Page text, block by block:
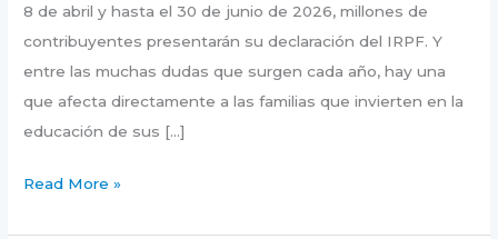
8 de abril y hasta el 30 de junio de 2026, millones de
contribuyentes presentarán su declaración del IRPF. Y
entre las muchas dudas que surgen cada año, hay una
que afecta directamente a las familias que invierten en la
educación de sus […]
2025?
Todo
Lo
Que
Neceitas
Read More »